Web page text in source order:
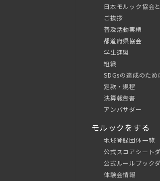
日本モルック協会
ご挨拶
普及活動実績
都道府県協会
学生連盟
組織
SDGsの達成のため
定款・規程
決算報告書
アンバサダー
モルックをする
地域登録団体一覧
公式スコアシート
公式ルールブック
体験会情報